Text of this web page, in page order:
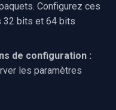
Configurez ces
32 bits et 64 bits
de configuration :
les paramètres